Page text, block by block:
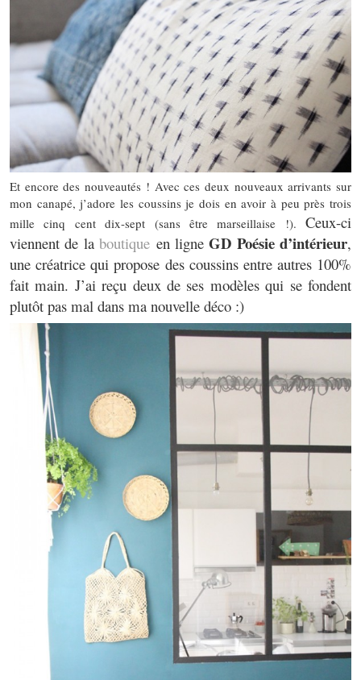
Et encore des nouveautés ! Avec ces deux nouveaux arrivants sur
mon canapé, j’adore les coussins je dois en avoir à peu près trois
mille cinq cent dix-sept (sans être marseillaise !). Ceux-ci
viennent de laboutique en ligneGD Poésie d’intérieur,
une créatrice qui propose des coussins entre autres 100%
fait main. J’ai reçu deux de ses modèles qui se fondent
plutôt pas mal dans ma nouvelle déco :)